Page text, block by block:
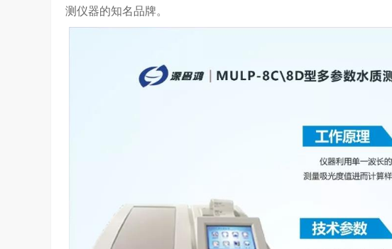
测仪器的知名品牌。